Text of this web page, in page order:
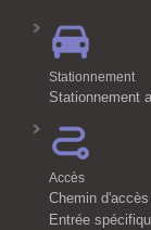
Stationnement
Stationnement
Accès
Chemin
Entrée